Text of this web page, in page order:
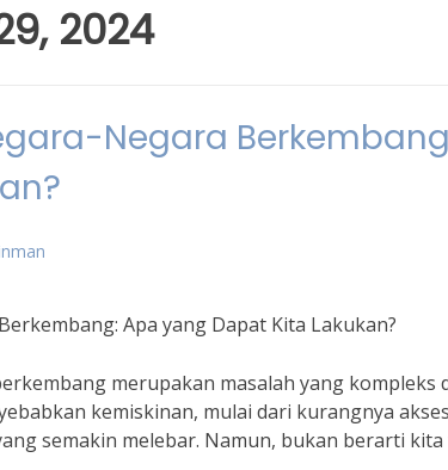
2024
Negara
Apa yang Dapat Kita Lakukan?
merupakan masalah yang kompleks
kemiskinan, mulai dari kurangnya
semakin melebar. Namun, bukan berarti